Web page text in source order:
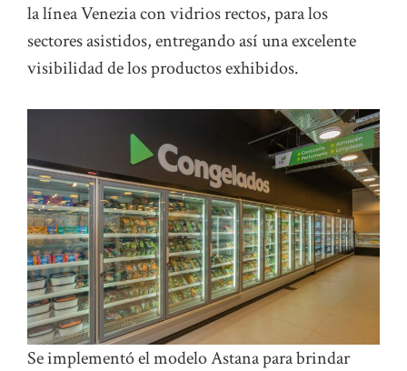
la línea Venezia con vidrios rectos, para los
sectores asistidos, entregando así una excelente
visibilidad de los productos exhibidos.
Se implementó el modelo Astana para brindar